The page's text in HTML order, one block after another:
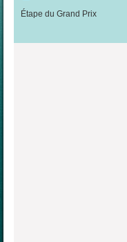
Étape du Grand Prix